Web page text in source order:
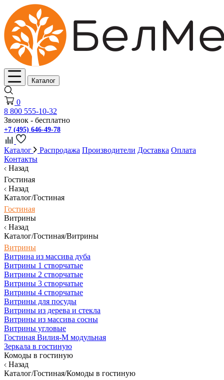
Каталог
0
8 800 555-10-32
Звонок - бесплатно
+7 (495) 646-49-78
Каталог Распродажа Производители Доставка Оплата
Контакты
Назад
Гостиная
Назад
Каталог/Гостиная
Гостиная
Витрины
Назад
Каталог/Гостиная/Витрины
Витрины
Витрина из массива дуба
Витрины 1 створчатые
Витрины 2 створчатые
Витрины 3 створчатые
Витрины 4 створчатые
Витрины для посуды
Витрины из дерева и стекла
Витрины из массива сосны
Витрины угловые
Гостиная Вилия-М модульная
Зеркала в гостиную
Комоды в гостиную
Назад
Каталог/Гостиная/Комоды в гостиную